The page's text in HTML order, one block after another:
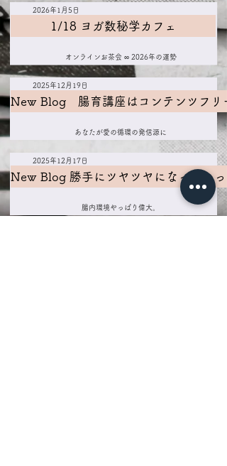
2026年1月5日
1/18 ヨガ数秘学カフェ
オンラインお茶会 ∞ 2026年の運勢
2025年12月19日
New Blog 腸育講座はコンテンツフリ
あなたが愛の循環の発信源に
2025年12月17日
New Blog 勝手にツヤツヤになっていっ
腸内環境やっぱり偉大。